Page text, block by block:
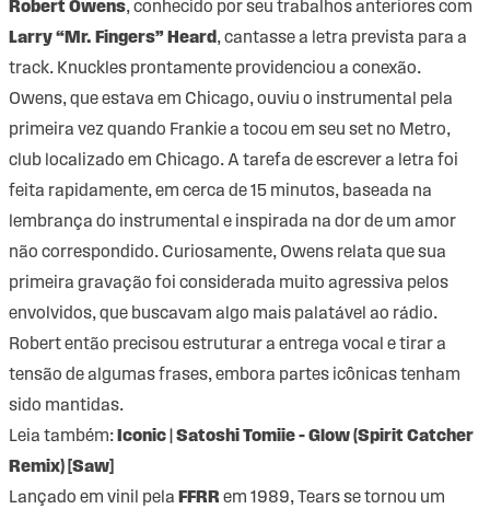
Robert Owens, conhecido por seu trabalhos anteriores com
Larry “Mr. Fingers” Heard , cantasse a letra prevista para a
track. Knuckles prontamente providenciou a conexão.
Owens, que estava em Chicago, ouviu o instrumental pela
primeira vez quando Frankie a tocou em seu set no Metro,
club localizado em Chicago. A tarefa de escrever a letra foi
feita rapidamente, em cerca de 15 minutos, baseada na
lembrança do instrumental e inspirada na dor de um amor
não correspondido. Curiosamente, Owens relata que sua
primeira gravação foi considerada muito agressiva pelos
envolvidos, que buscavam algo mais palatável ao rádio.
Robert então precisou estruturar a entrega vocal e tirar a
tensão de algumas frases, embora partes icônicas tenham
sido mantidas.
Leia também: Iconic | Satoshi Tomiie – Glow (Spirit Catcher
Remix) [Saw]
Lançado em vinil pela FFRRem 1989, Tears se tornou um